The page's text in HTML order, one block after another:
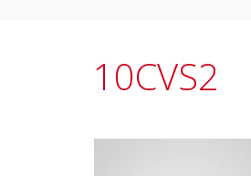
10CVS2